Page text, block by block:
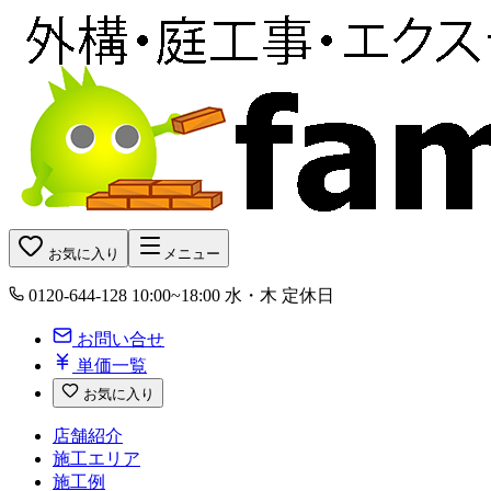
お気に入り メニュー
0120-644-128 10:00~18:00 水・木 定休日
お問い合せ
単価一覧
お気に入り
店舗紹介
施工エリア
施工例